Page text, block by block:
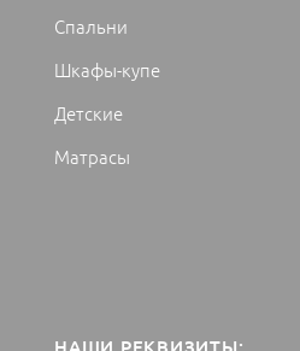
Спальни
Шкафы-купе
Детские
Матрасы